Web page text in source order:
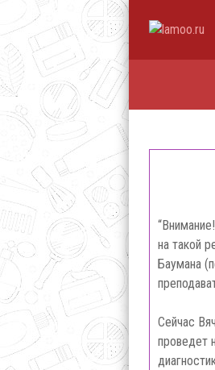
на такой
Баумана
Сейчас
проведет